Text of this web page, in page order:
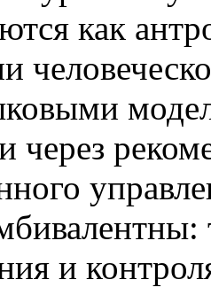
как
через
и